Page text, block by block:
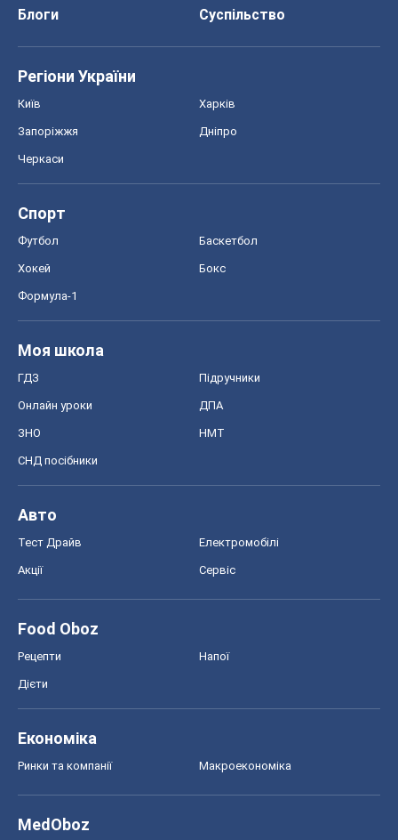
Блоги
Суспільство
Регіони України
Київ Харків
Запоріжжя Дніпро
Черкаси
Спорт
Футбол Баскетбол
Хокей Бокс
Формула-1
Моя школа
ГДЗ Підручники
Онлайн уроки ДПА
ЗНО НМТ
СНД посібники
Авто
Тест Драйв Електромобілі
Акції Сервіс
Food Oboz
Рецепти Напої
Дієти
Економіка
Ринки та компанії Макроекономіка
MedOboz